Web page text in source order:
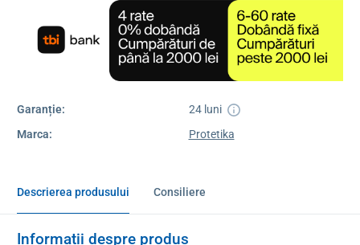
Garanție:
24 luni
Marca:
Protetika
Descrierea produsului Consiliere
Informații despre produs